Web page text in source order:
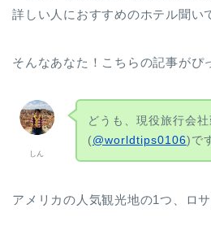
詳しい人におすすめのホテル聞い
そんなあなた！こちらの記事がぴ
しん
どうも、現役旅行会
(@worldtips0106)で
アメリカの人気観光地の1つ、ロサ